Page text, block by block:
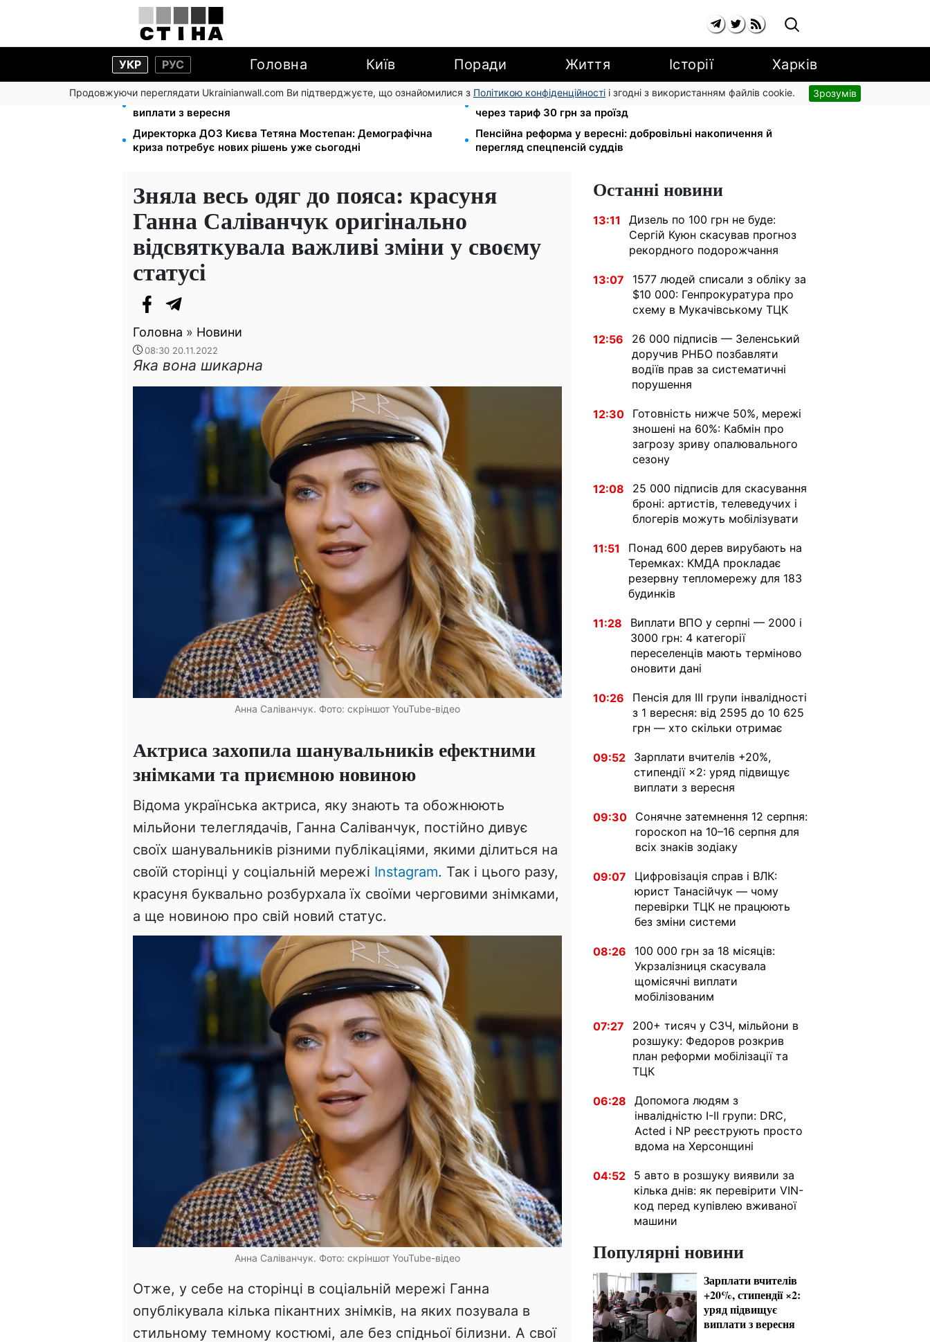
УКР РУС Головна Київ Поради Життя Історії Харків
Продовжуючи переглядати Ukrainianwall.com Ви підтверджуєте, що ознайомилися з Політикою конфіденційності і згодні з використанням файлів cookie. Зрозумів
Зарплати вчителів +20%, стипендії ×2: уряд підвищує
виплати з вересня
120 грн на день лише на дорогу: кияни масово звільняються
через тариф 30 грн за проїзд
Директорка ДОЗ Києва Тетяна Мостепан: Демографічна
криза потребує нових рішень уже сьогодні
Пенсійна реформа у вересні: добровільні накопичення й
перегляд спецпенсій суддів
Зняла весь одяг до пояса: красуня
Ганна Саліванчук оригінально
відсвяткувала важливі зміни у своєму
статусі
Головна » Новини
08:30 20.11.2022
Яка вона шикарна
Анна Саліванчук. Фото: скріншот YouTube-відео
Актриса захопила шанувальників ефектними
знімками та приємною новиною
Відома українська актриса, яку знають та обожнюють
мільйони телеглядачів, Ганна Саліванчук, постійно дивує
своїх шанувальників різними публікаціями, якими ділиться на
своїй сторінці у соціальній мережі Instagram. Так і цього разу,
красуня буквально розбурхала їх своїми черговими знімками,
а ще новиною про свій новий статус.
Анна Саліванчук. Фото: скріншот YouTube-відео
Отже, у себе на сторінці в соціальній мережі Ганна
опублікувала кілька пікантних знімків, на яких позувала в
стильному темному костюмі, але без спідньої білизни. А свої
Останні новини
13:11
Дизель по 100 грн не буде:
Сергій Куюн скасував прогноз
рекордного подорожчання
13:07
1577 людей списали з обліку за
$10 000: Генпрокуратура про
схему в Мукачівському ТЦК
12:56
26 000 підписів — Зеленський
доручив РНБО позбавляти
водіїв прав за систематичні
порушення
12:30
Готовність нижче 50%, мережі
зношені на 60%: Кабмін про
загрозу зриву опалювального
сезону
12:08
25 000 підписів для скасування
броні: артистів, телеведучих і
блогерів можуть мобілізувати
11:51
Понад 600 дерев вирубають на
Теремках: КМДА прокладає
резервну тепломережу для 183
будинків
11:28
Виплати ВПО у серпні — 2000 і
3000 грн: 4 категорії
переселенців мають терміново
оновити дані
10:26
Пенсія для III групи інвалідності
з 1 вересня: від 2595 до 10 625
грн — хто скільки отримає
09:52
Зарплати вчителів +20%,
стипендії ×2: уряд підвищує
виплати з вересня
09:30
Сонячне затемнення 12 серпня:
гороскоп на 10–16 серпня для
всіх знаків зодіаку
09:07
Цифровізація справ і ВЛК:
юрист Танасійчук — чому
перевірки ТЦК не працюють
без зміни системи
08:26
100 000 грн за 18 місяців:
Укрзалізниця скасувала
щомісячні виплати
мобілізованим
07:27
200+ тисяч у СЗЧ, мільйони в
розшуку: Федоров розкрив
план реформи мобілізації та
ТЦК
06:28
Допомога людям з
інвалідністю I-II групи: DRC,
Acted і NP реєструють просто
вдома на Херсонщині
04:52
5 авто в розшуку виявили за
кілька днів: як перевірити VIN-
код перед купівлею вживаної
машини
Популярні новини
Зарплати вчителів
+20%, стипендії ×2:
уряд підвищує
виплати з вересня